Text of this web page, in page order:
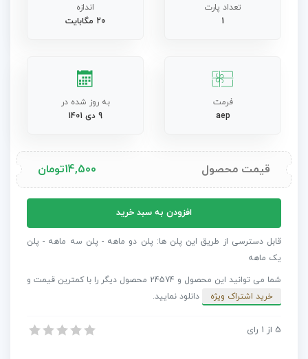
تعداد پارت
1
اندازه
20 مگابایت
فرمت
aep
به روز شده در
9 دی 1401
قیمت محصول 14,500تومان
طراحی
عناوین
Vesta
&
عدد
افزودن به سبد خرید
قابل دسترسی از طریق این پلن ها: پلن دو ماهه - پلن سه ماهه - پلن
یک ماهه
شما می توانید این محصول و 24574 محصول دیگر را با کمترین قیمت و
خرید اشتراک ویژه
دانلود نمایید.
پروژه افترافکت طراحی عناوین برای Vesta & Hud
5 از 1 رای